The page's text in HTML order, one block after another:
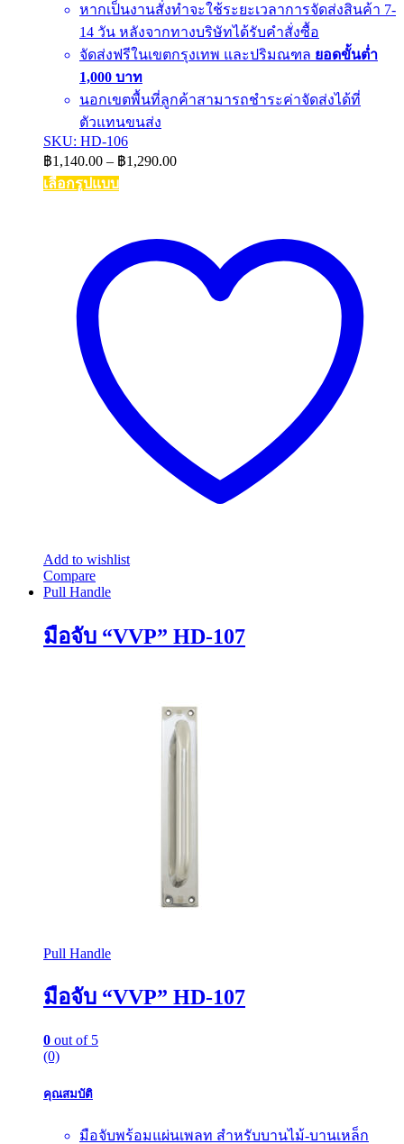
หากเป็นงานสั่งทำจะใช้ระยะเวลาการจัดส่งสินค้า 7-
14 วัน หลังจากทางบริษัทได้รับคำสั่งซื้อ
จัดส่งฟรีในเขตกรุงเทพ และปริมณฑล ยอดขั้นต่ำ
1,000 บาท
นอกเขตพื้นที่ลูกค้าสามารถชำระค่าจัดส่งได้ที่
ตัวแทนขนส่ง
SKU: HD-106
฿1,140.00 – ฿1,290.00Price
เลือกรูปแบบ
options
chosen
Add to wishlist
Compare
Pull Handle
มือจับ “VVP” HD-107
Pull Handle
มือจับ “VVP” HD-107
0 out of 5
(0)
คุณสมบัติ
มือจับพร้อมแผ่นเพลท สำหรับบานไม้-บานเหล็ก